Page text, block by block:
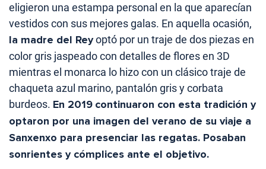
eligieron una estampa personal en la que aparecían
vestidos con sus mejores galas. En aquella ocasión,
la madre del Reyoptó por un traje de dos piezas en
color gris jaspeado con detalles de flores en 3D
mientras el monarca lo hizo con un clásico traje de
chaqueta azul marino, pantalón gris y corbata
burdeos. En 2019 continuaron con esta tradición y
optaron por una imagen del verano de su viaje a
Sanxenxo para presenciar las regatas. Posaban
sonrientes y cómplices ante el objetivo.